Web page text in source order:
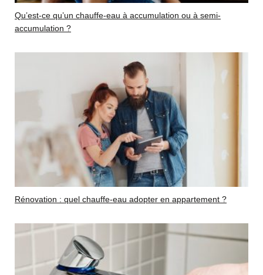
Qu’est-ce qu’un chauffe-eau à accumulation ou à semi-
accumulation ?
Rénovation : quel chauffe-eau adopter en appartement ?